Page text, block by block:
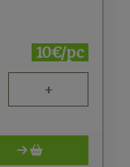
10€/pc
+